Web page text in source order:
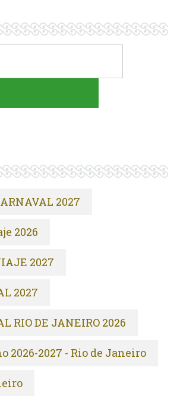
2027
2026
2027
2027
RIO DE JANEIRO 2026
2026-2027 - Rio de Janeiro